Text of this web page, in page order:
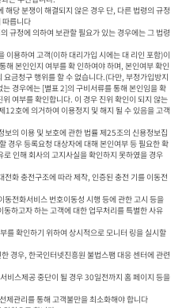
따릅니다
용하여 고객(이하 대리가입 시에는 대 리인 포함)이
본인인지 여부를 확 인하여야 하며, 본인여부 확인
금청구 행위를 할 수 없습니다.(다만, 부정가입방지
경우에는 [별표 2]의 구비서류를 통해 본인임을 확
여부를 확인합니다. 이 경우 진위 확인이 되지 않는
호에 의거하여 이용정지 및 해지 될 수 있음을 고객
의 이용 및 보호에 관한 법률 제25조의 신용정보집
경우 등록요청 대상자에 대해 본인여부 등 필요한 확
인해 회사의 고지사실을 확인하지 못하였을 경우
화 충전구조에 따라 제작, 인증된 충전 기를 이동전
전화서비스 번호이동성 시행 등에 관한 고시 등을
하고자 하는 고객에 대한 업무처리를 특별한 사유
확인하기 위하여 상시적으로 모니터 링을 실시할
경우, 한국인터넷진흥원 불법스팸 대응 센터에 관련
스제공 중단이 될 경우 30일전까지 홈 페이지 등을
관리를 통해 고객불만을 최소화해야 합니다